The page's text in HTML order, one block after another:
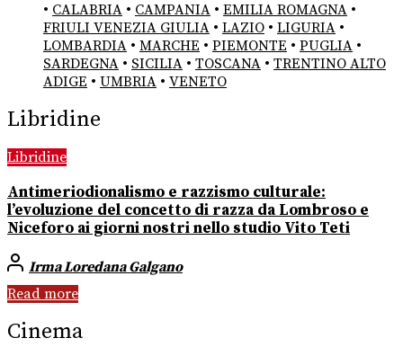
• CALABRIA • CAMPANIA • EMILIA ROMAGNA •
FRIULI VENEZIA GIULIA • LAZIO • LIGURIA •
LOMBARDIA • MARCHE • PIEMONTE • PUGLIA •
SARDEGNA • SICILIA • TOSCANA • TRENTINO ALTO
ADIGE • UMBRIA • VENETO
Libridine
Libridine
Antimeriodionalismo e razzismo culturale:
l’evoluzione del concetto di razza da Lombroso e
Niceforo ai giorni nostri nello studio Vito Teti
Irma Loredana Galgano
Read more
Cinema